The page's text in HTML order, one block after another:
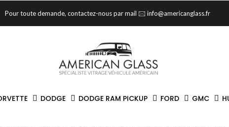
Pour toute demande, contactez-nous par mail 🖂 info@americanglass.fr
DODGE DODGE RAM PICKUP FORD GMC